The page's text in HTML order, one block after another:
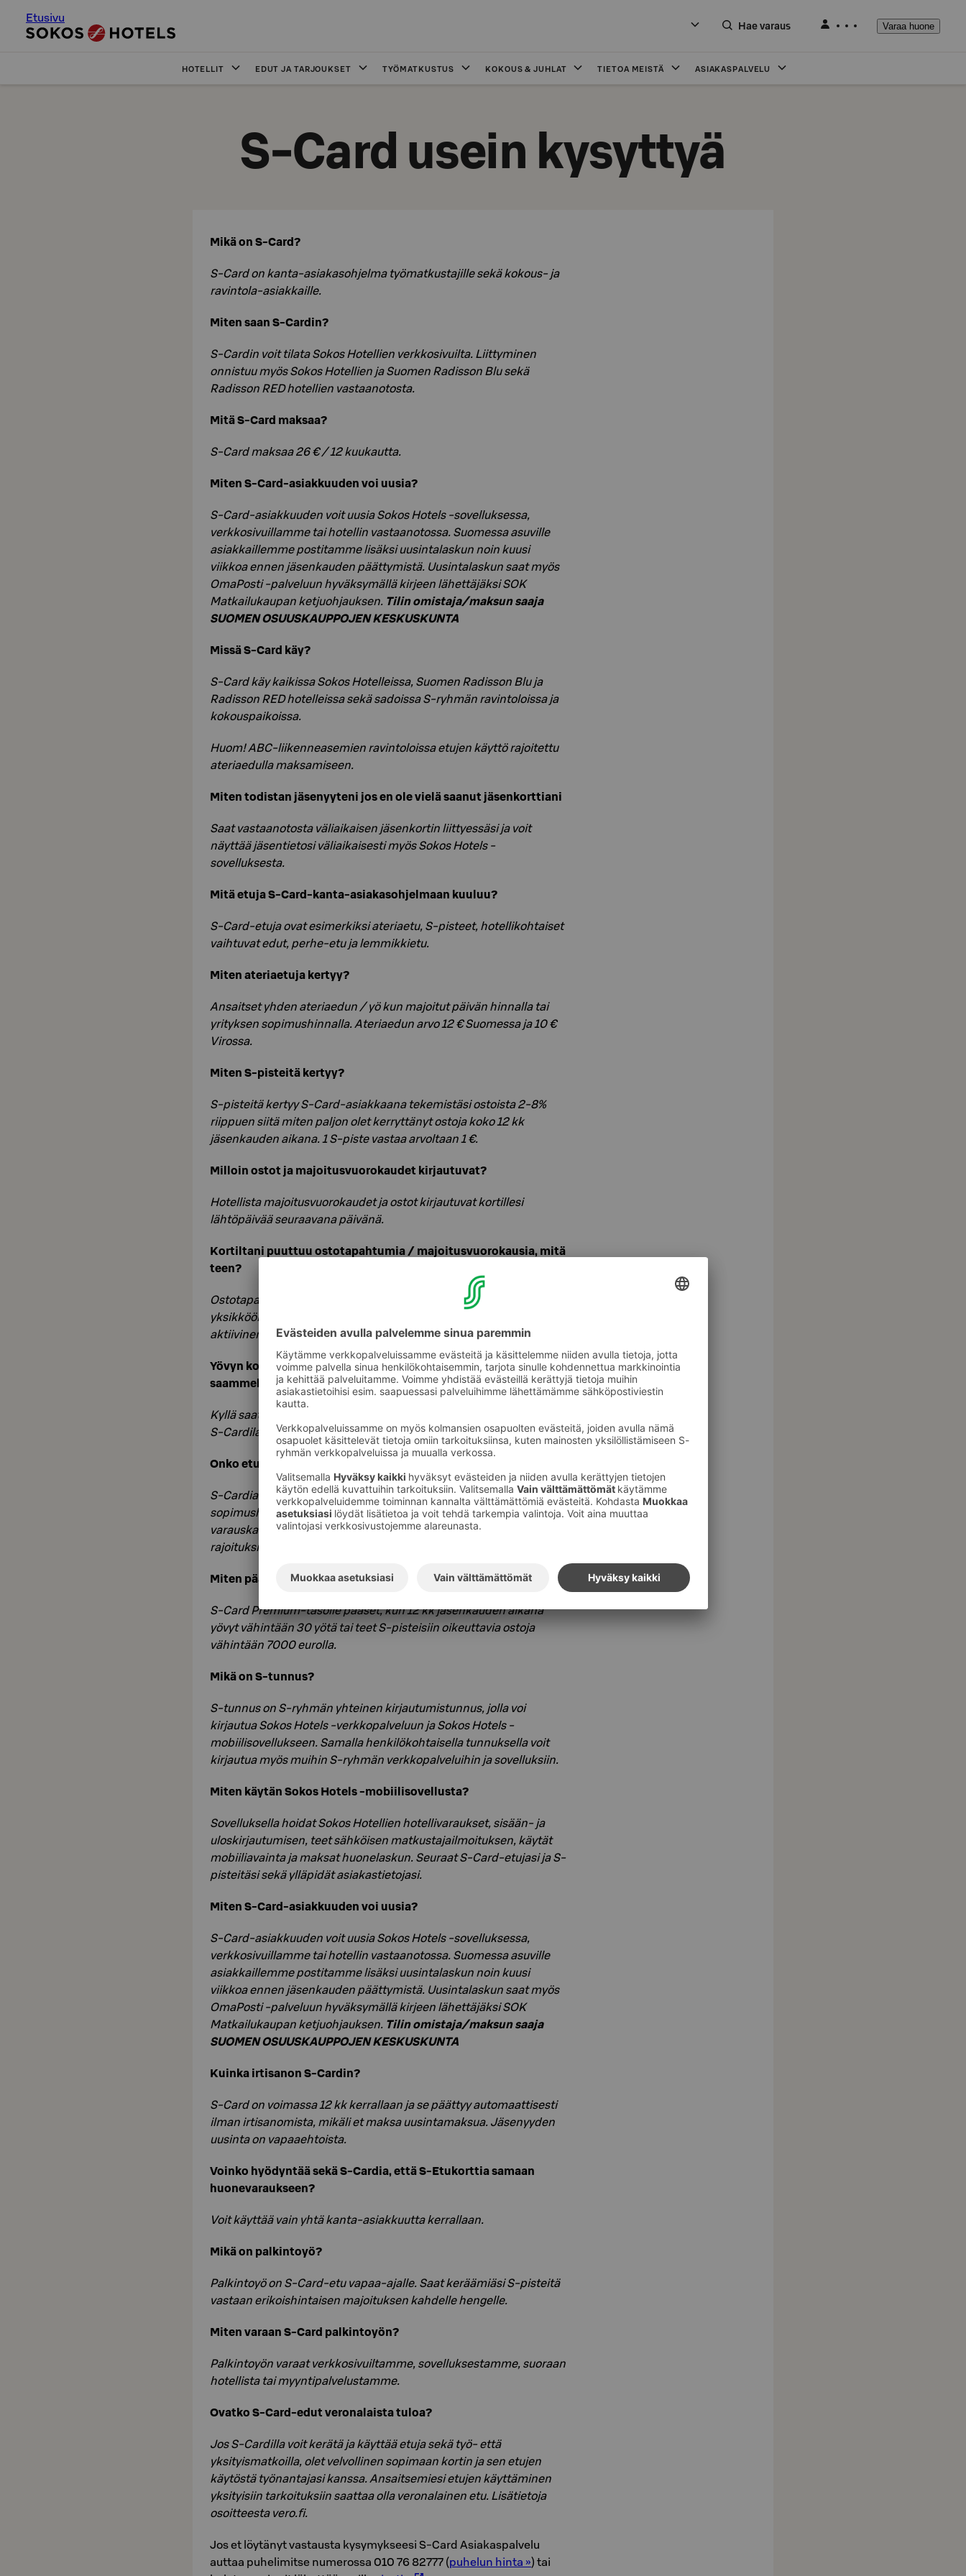
Etusivu
Hae varaus Varaa huone
HOTELLIT EDUT JA TARJOUKSET TYÖMATKUSTUS KOKOUS & JUHLAT TIETOA MEISTÄ ASIAKASPALVELU
S-Card usein kysyttyä
Mikä on S-Card?
S-Card on kanta-asiakasohjelma työmatkustajille sekä kokous- ja
ravintola-asiakkaille.
Miten saan S-Cardin?
S-Cardin voit tilata Sokos Hotellien verkkosivuilta. Liittyminen
onnistuu myös Sokos Hotellien ja Suomen Radisson Blu sekä
Radisson RED hotellien vastaanotosta.
Mitä S-Card maksaa?
S-Card maksaa 26 € / 12 kuukautta.
Miten S-Card-asiakkuuden voi uusia?
S-Card-asiakkuuden voit uusia Sokos Hotels -sovelluksessa,
verkkosivuillamme tai hotellin vastaanotossa. Suomessa asuville
asiakkaillemme postitamme lisäksi uusintalaskun noin kuusi
viikkoa ennen jäsenkauden päättymistä. Uusintalaskun saat myös
OmaPosti -palveluun hyväksymällä kirjeen lähettäjäksi SOK
Matkailukaupan ketjuohjauksen. Tilin omistaja/maksun saaja
SUOMEN OSUUSKAUPPOJEN KESKUSKUNTA
Missä S-Card käy?
S-Card käy kaikissa Sokos Hotelleissa, Suomen Radisson Blu ja
Radisson RED hotelleissa sekä sadoissa S-ryhmän ravintoloissa ja
kokouspaikoissa.
Huom! ABC-liikenneasemien ravintoloissa etujen käyttö rajoitettu
ateriaedulla maksamiseen.
Miten todistan jäsenyyteni jos en ole vielä saanut jäsenkorttiani
Saat vastaanotosta väliaikaisen jäsenkortin liittyessäsi ja voit
näyttää jäsentietosi väliaikaisesti myös Sokos Hotels -
sovelluksesta.
Mitä etuja S-Card-kanta-asiakasohjelmaan kuuluu?
S-Card-etuja ovat esimerkiksi ateriaetu, S-pisteet, hotellikohtaiset
vaihtuvat edut, perhe-etu ja lemmikkietu.
Miten ateriaetuja kertyy?
Ansaitset yhden ateriaedun / yö kun majoitut päivän hinnalla tai
yrityksen sopimushinnalla. Ateriaedun arvo 12 € Suomessa ja 10 €
Virossa.
Miten S-pisteitä kertyy?
S-pisteitä kertyy S-Card-asiakkaana tekemistäsi ostoista 2-8%
riippuen siitä miten paljon olet kerryttänyt ostoja koko 12 kk
jäsenkauden aikana. 1 S-piste vastaa arvoltaan 1 €.
Milloin ostot ja majoitusvuorokaudet kirjautuvat?
Hotellista majoitusvuorokaudet ja ostot kirjautuvat kortillesi
lähtöpäivää seuraavana päivänä.
Kortiltani puuttuu ostotapahtumia / majoitusvuorokausia, mitä
teen?
Ostotapahtumia voidaan kirjata 12 kk takautuvasti, ole yhteydessä
yksikköön jossa olet asioinut. S-Card-asiakkuuden tulee olla
aktiivinen majoituksen aikana, jolta ostotapahtuma puuttuu.
Yövyn kollegan kanssa samassa kahden hengen huoneessa,
saammeko molemmat S-Card-edut?
Kyllä saatte. Kahden hengen huoneen hintaan sisältyy molemmille
S-Cardilaisille edut.
Onko etujen kertymisessä rajoitteita?
S-Cardia voi käyttää, kun majoitut päivän hinnalla tai yrityksen
sopimushinnalla ja olet tehty varauksen suoraan meiltä. Muiden
varauskanavien ja hintojen osalta etujen kertymisessä voi olla
rajoituksia.
Miten pääsen S-Card Premium-tasolle?
S-Card Premium-tasolle pääset, kun 12 kk jäsenkauden aikana
yövyt vähintään 30 yötä tai teet S-pisteisiin oikeuttavia ostoja
vähintään 7000 eurolla.
Mikä on S-tunnus?
S-tunnus on S-ryhmän yhteinen kirjautumistunnus, jolla voi
kirjautua Sokos Hotels -verkkopalveluun ja Sokos Hotels -
mobiilisovellukseen. Samalla henkilökohtaisella tunnuksella voit
kirjautua myös muihin S-ryhmän verkkopalveluihin ja sovelluksiin.
Miten käytän Sokos Hotels -mobiilisovellusta?
Sovelluksella hoidat Sokos Hotellien hotellivaraukset, sisään- ja
uloskirjautumisen, teet sähköisen matkustajailmoituksen, käytät
mobiiliavainta ja maksat huonelaskun. Seuraat S-Card-etujasi ja S-
pisteitäsi sekä ylläpidät asiakastietojasi.
Miten S-Card-asiakkuuden voi uusia?
S-Card-asiakkuuden voit uusia Sokos Hotels -sovelluksessa,
verkkosivuillamme tai hotellin vastaanotossa. Suomessa asuville
asiakkaillemme postitamme lisäksi uusintalaskun noin kuusi
viikkoa ennen jäsenkauden päättymistä. Uusintalaskun saat myös
OmaPosti -palveluun hyväksymällä kirjeen lähettäjäksi SOK
Matkailukaupan ketjuohjauksen. Tilin omistaja/maksun saaja
SUOMEN OSUUSKAUPPOJEN KESKUSKUNTA
Kuinka irtisanon S-Cardin?
S-Card on voimassa 12 kk kerrallaan ja se päättyy automaattisesti
ilman irtisanomista, mikäli et maksa uusintamaksua. Jäsenyyden
uusinta on vapaaehtoista.
Voinko hyödyntää sekä S-Cardia, että S-Etukorttia samaan
huonevaraukseen?
Voit käyttää vain yhtä kanta-asiakkuutta kerrallaan.
Mikä on palkintoyö?
Palkintoyö on S-Card-etu vapaa-ajalle. Saat keräämiäsi S-pisteitä
vastaan erikoishintaisen majoituksen kahdelle hengelle.
Miten varaan S-Card palkintoyön?
Palkintoyön varaat verkkosivuiltamme, sovelluksestamme, suoraan
hotellista tai myyntipalvelustamme.
Ovatko S-Card-edut veronalaista tuloa?
Jos S-Cardilla voit kerätä ja käyttää etuja sekä työ- että
yksityismatkoilla, olet velvollinen sopimaan kortin ja sen etujen
käytöstä työnantajasi kanssa. Ansaitsemiesi etujen käyttäminen
yksityisiin tarkoituksiin saattaa olla veronalainen etu. Lisätietoja
osoitteesta vero.fi.
Jos et löytänyt vastausta kysymykseesi S-Card Asiakaspalvelu
auttaa puhelimitse numerossa 010 76 82777 (puhelun hinta ») tai